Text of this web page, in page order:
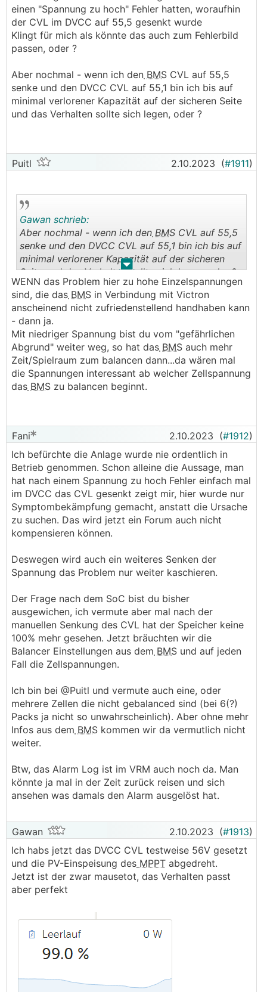
einen "Spannung zu hoch" Fehler hatten, woraufhin
der CVL im DVCC auf 55,5 gesenkt wurde
Klingt für mich als könnte das auch zum Fehlerbild
passen, oder ?
Aber nochmal - wenn ich den BMS CVL auf 55,5
senke und den DVCC CVL auf 55,1 bin ich bis auf
minimal verlorener Kapazität auf der sicheren Seite
und das Verhalten sollte sich legen, oder ?
Puitl 2.10.2023 (#1911)
. .
Gawan schrieb:
Aber nochmal - wenn ich den BMS CVL auf 55,5
senke und den DVCC CVL auf 55,1 bin ich bis auf
minimal verlorener Kapazität auf der sicheren
Seite und das Verhalten sollte sich legen, oder ?
WENN das Problem hier zu hohe Einzelspannungen
sind, die das BMS in Verbindung mit Victron
anscheinend nicht zufriedenstellend handhaben kann
- dann ja.
Mit niedriger Spannung bist du vom "gefährlichen
Abgrund" weiter weg, so hat das BMS auch mehr
Zeit/Spielraum zum balancen dann...da wären mal
die Spannungen interessant ab welcher Zellspannung
das BMS zu balancen beginnt.
Fani 2.10.2023 (#1912)
Ich befürchte die Anlage wurde nie ordentlich in
Betrieb genommen. Schon alleine die Aussage, man
hat nach einem Spannung zu hoch Fehler einfach mal
im DVCC das CVL gesenkt zeigt mir, hier wurde nur
Symptombekämpfung gemacht, anstatt die Ursache
zu suchen. Das wird jetzt ein Forum auch nicht
kompensieren können.
Deswegen wird auch ein weiteres Senken der
Spannung das Problem nur weiter kaschieren.
Der Frage nach dem SoC bist du bisher
ausgewichen, ich vermute aber mal nach der
manuellen Senkung des CVL hat der Speicher keine
100% mehr gesehen. Jetzt bräuchten wir die
Balancer Einstellungen aus dem BMS und auf jeden
Fall die Zellspannungen.
Ich bin bei @Puitl und vermute auch eine, oder
mehrere Zellen die nicht gebalanced sind (bei 6(?)
Packs ja nicht so unwahrscheinlich). Aber ohne mehr
Infos aus dem BMS kommen wir da vermutlich nicht
weiter.
Btw, das Alarm Log ist im VRM auch noch da. Man
könnte ja mal in der Zeit zurück reisen und sich
ansehen was damals den Alarm ausgelöst hat.
Gawan 2.10.2023 (#1913)
Ich habs jetzt das DVCC CVL testweise 56V gesetzt
und die PV-Einspeisung des MPPT abgedreht.
Jetzt ist der zwar mausetot, das Verhalten passt
aber perfekt